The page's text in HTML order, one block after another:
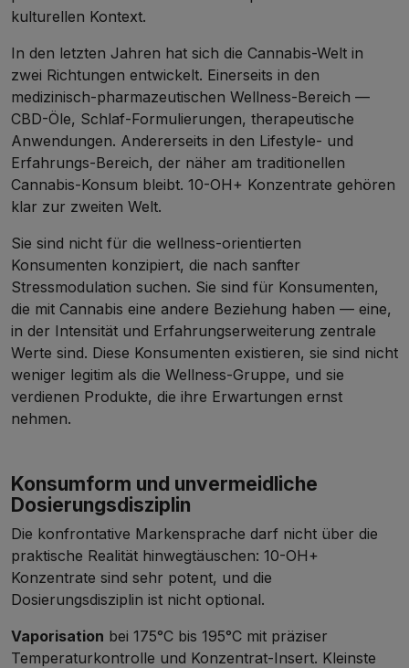
kulturellen Kontext.
In den letzten Jahren hat sich die Cannabis-Welt in
zwei Richtungen entwickelt. Einerseits in den
medizinisch-pharmazeutischen Wellness-Bereich —
CBD-Öle, Schlaf-Formulierungen, therapeutische
Anwendungen. Andererseits in den Lifestyle- und
Erfahrungs-Bereich, der näher am traditionellen
Cannabis-Konsum bleibt. 10-OH+ Konzentrate gehören
klar zur zweiten Welt.
Sie sind nicht für die wellness-orientierten
Konsumenten konzipiert, die nach sanfter
Stressmodulation suchen. Sie sind für Konsumenten,
die mit Cannabis eine andere Beziehung haben — eine,
in der Intensität und Erfahrungserweiterung zentrale
Werte sind. Diese Konsumenten existieren, sie sind nicht
weniger legitim als die Wellness-Gruppe, und sie
verdienen Produkte, die ihre Erwartungen ernst
nehmen.
Konsumform und unvermeidliche
Dosierungsdisziplin
Die konfrontative Markensprache darf nicht über die
praktische Realität hinwegtäuschen: 10-OH+
Konzentrate sind sehr potent, und die
Dosierungsdisziplin ist nicht optional.
Vaporisation bei 175°C bis 195°C mit präziser
Temperaturkontrolle und Konzentrat-Insert. Kleinste